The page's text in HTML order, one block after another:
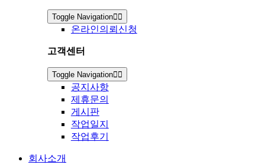
Toggle Navigation
온라인의뢰신청
고객센터
Toggle Navigation
공지사항
제휴문의
게시판
작업일지
작업후기
회사소개